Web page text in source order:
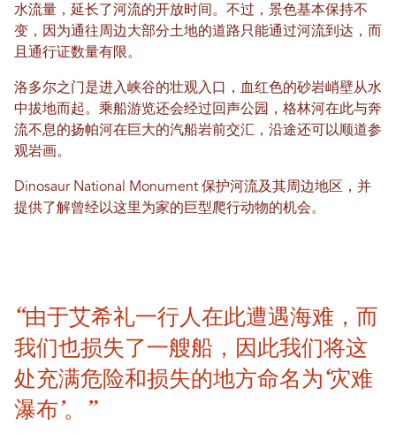
水流量，延长了河流的开放时间。不过，景色基本保持不
变，因为通往周边大部分土地的道路只能通过河流到达，而
且通行证数量有限。
洛多尔之门是进入峡谷的壮观入口，血红色的砂岩峭壁从水
中拔地而起。乘船游览还会经过回声公园，格林河在此与奔
流不息的扬帕河在巨大的汽船岩前交汇，沿途还可以顺道参
观岩画。
Dinosaur National Monument 保护河流及其周边地区，并
提供了解曾经以这里为家的巨型爬行动物的机会。
“由于艾希礼一行人在此遭遇海难，而
我们也损失了一艘船，因此我们将这
处充满危险和损失的地方命名为‘灾难
瀑布’。”